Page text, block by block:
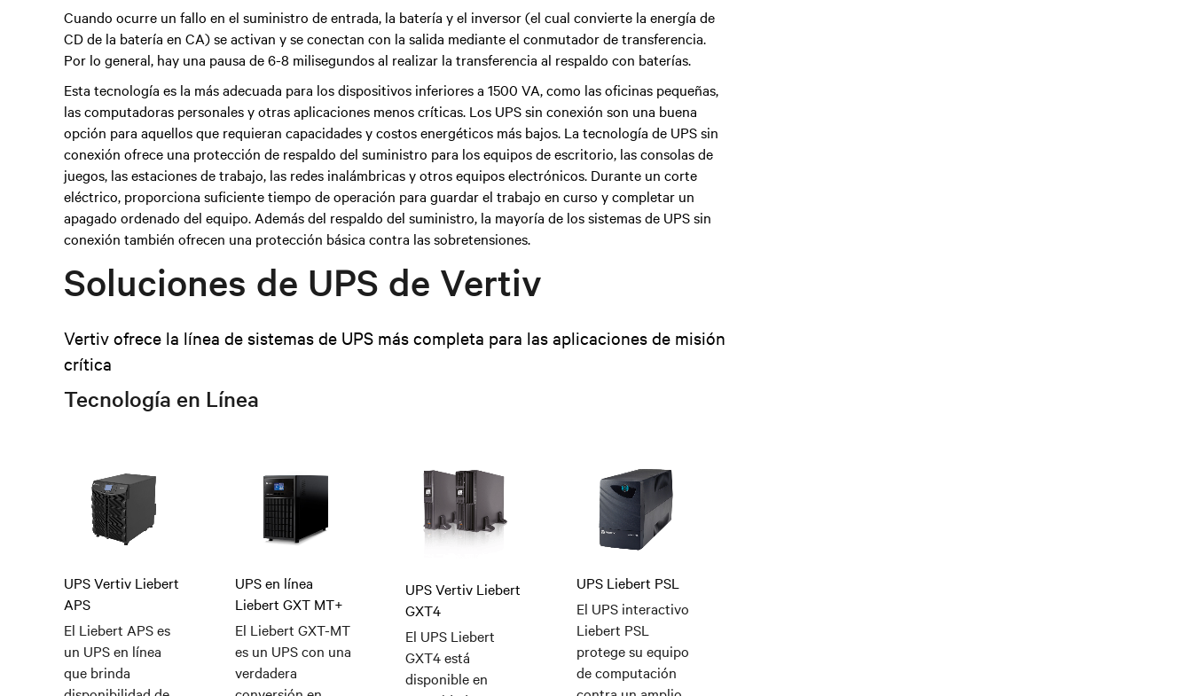
Cuando ocurre un fallo en el suministro de entrada, la batería y el inversor (el cual convierte la energía de
CD de la batería en CA) se activan y se conectan con la salida mediante el conmutador de transferencia.
Por lo general, hay una pausa de 6-8 milisegundos al realizar la transferencia al respaldo con baterías.
Esta tecnología es la más adecuada para los dispositivos inferiores a 1500 VA, como las oficinas pequeñas,
las computadoras personales y otras aplicaciones menos críticas. Los UPS sin conexión son una buena
opción para aquellos que requieran capacidades y costos energéticos más bajos. La tecnología de UPS sin
conexión ofrece una protección de respaldo del suministro para los equipos de escritorio, las consolas de
juegos, las estaciones de trabajo, las redes inalámbricas y otros equipos electrónicos. Durante un corte
eléctrico, proporciona suficiente tiempo de operación para guardar el trabajo en curso y completar un
apagado ordenado del equipo. Además del respaldo del suministro, la mayoría de los sistemas de UPS sin
conexión también ofrecen una protección básica contra las sobretensiones.
Soluciones de UPS de Vertiv
Vertiv ofrece la línea de sistemas de UPS más completa para las aplicaciones de misión
crítica
Tecnología en Línea
UPS Vertiv Liebert
APS
El Liebert APS es
un UPS en línea
que brinda
UPS en línea
Liebert GXT MT+
El Liebert GXT-MT
es un UPS con una
verdadera
UPS Vertiv Liebert
GXT4
El UPS Liebert
GXT4 está
disponible en
UPS Liebert PSL
El UPS interactivo
Liebert PSL
protege su equipo
de computación